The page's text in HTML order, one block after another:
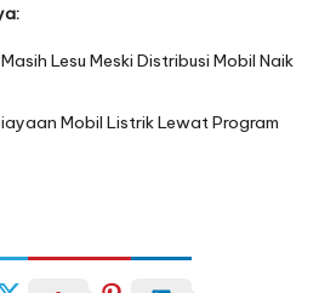
Lesu Meski Distribusi Mobil Naik
Mobil Listrik Lewat Program